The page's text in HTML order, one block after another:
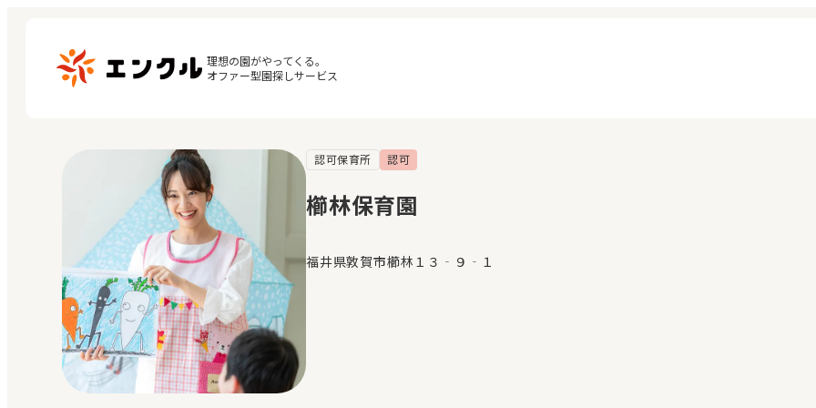
理想の園がやってくる。
オファー型園探しサービス
保育園・幼稚園を探す
地図から探す
地域から探す
マイページ
閲覧履歴
お気に入り
認可保育所 認可
櫛林保育園
福井県敦賀市櫛林１３‐９‐１